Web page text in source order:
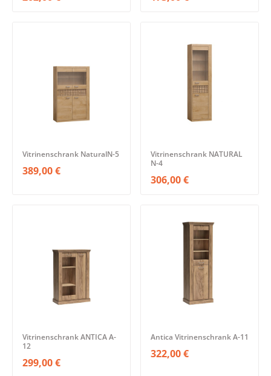
Vitrinenschrank NaturalN-5
389,00 €
Vitrinenschrank NATURAL
N-4
306,00 €
Vitrinenschrank ANTICA A-
12
299,00 €
Antica Vitrinenschrank A-11
322,00 €